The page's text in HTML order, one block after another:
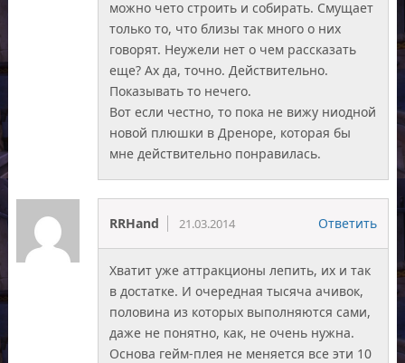
можно чето строить и собирать. Смущает
только то, что близы так много о них
говорят. Неужели нет о чем рассказать
еще? Ах да, точно. Действительно.
Показывать то нечего.
Вот если честно, то пока не вижу ниодной
новой плюшки в Дреноре, которая бы
мне действительно понравилась.
RRHand 21.03.2014 Ответить
Хватит уже аттракционы лепить, их и так
в достатке. И очередная тысяча ачивок,
половина из которых выполняются сами,
даже не понятно, как, не очень нужна.
Основа гейм-плея не меняется все эти 10